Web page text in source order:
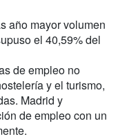
año mayor volumen
el 40,59% del
de empleo no
y el turismo,
Madrid y
de empleo con un